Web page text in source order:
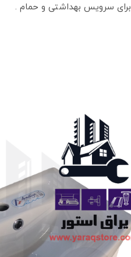
سرویس بهداشتی و حمام .